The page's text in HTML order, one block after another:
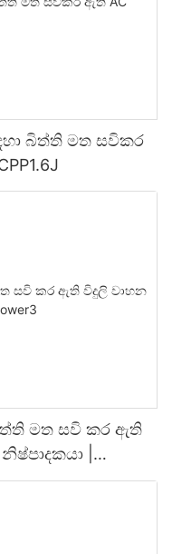
බිත්ති මත සවිකර
මත සවි කර ඇති
|